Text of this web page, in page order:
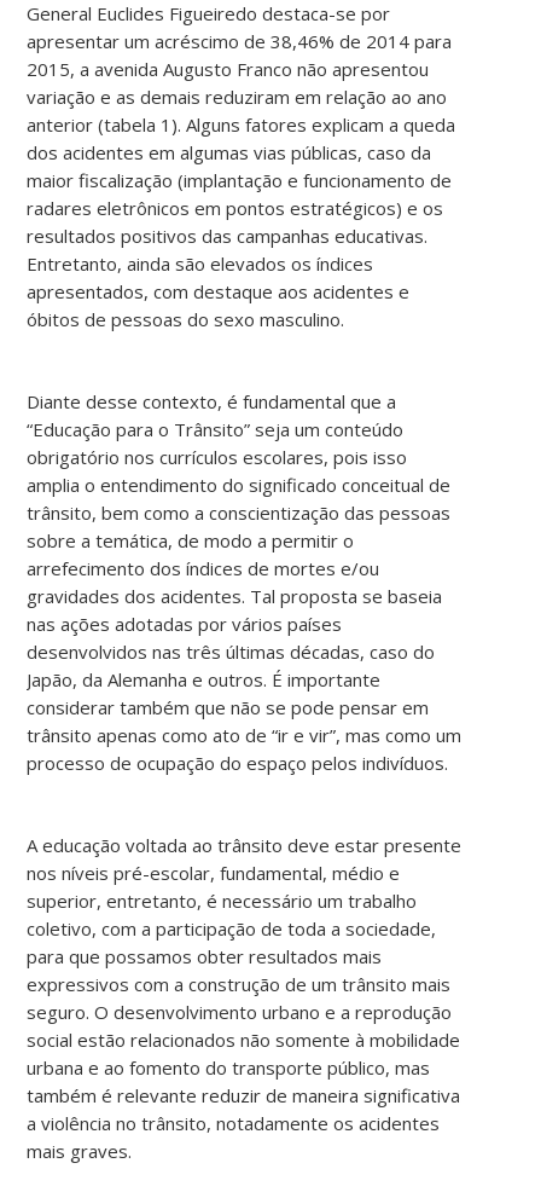
General Euclides Figueiredo destaca-se por
apresentar um acréscimo de 38,46% de 2014 para
2015, a avenida Augusto Franco não apresentou
variação e as demais reduziram em relação ao ano
anterior (tabela 1). Alguns fatores explicam a queda
dos acidentes em algumas vias públicas, caso da
maior fiscalização (implantação e funcionamento de
radares eletrônicos em pontos estratégicos) e os
resultados positivos das campanhas educativas.
Entretanto, ainda são elevados os índices
apresentados, com destaque aos acidentes e
óbitos de pessoas do sexo masculino.
Diante desse contexto, é fundamental que a
“Educação para o Trânsito” seja um conteúdo
obrigatório nos currículos escolares, pois isso
amplia o entendimento do significado conceitual de
trânsito, bem como a conscientização das pessoas
sobre a temática, de modo a permitir o
arrefecimento dos índices de mortes e/ou
gravidades dos acidentes. Tal proposta se baseia
nas ações adotadas por vários países
desenvolvidos nas três últimas décadas, caso do
Japão, da Alemanha e outros. É importante
considerar também que não se pode pensar em
trânsito apenas como ato de “ir e vir”, mas como um
processo de ocupação do espaço pelos indivíduos.
A educação voltada ao trânsito deve estar presente
nos níveis pré-escolar, fundamental, médio e
superior, entretanto, é necessário um trabalho
coletivo, com a participação de toda a sociedade,
para que possamos obter resultados mais
expressivos com a construção de um trânsito mais
seguro. O desenvolvimento urbano e a reprodução
social estão relacionados não somente à mobilidade
urbana e ao fomento do transporte público, mas
também é relevante reduzir de maneira significativa
a violência no trânsito, notadamente os acidentes
mais graves.